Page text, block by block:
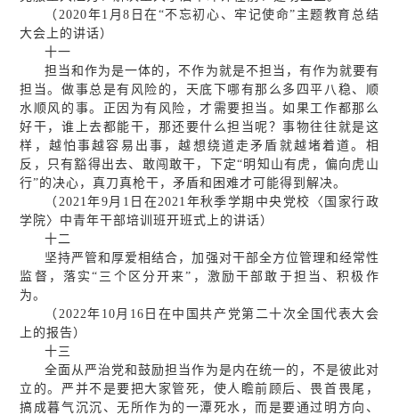
（2020年1月8日在“不忘初心、牢记使命”主题教育总结
大会上的讲话）
十一
担当和作为是一体的，不作为就是不担当，有作为就要有
担当。做事总是有风险的，天底下哪有那么多四平八稳、顺
水顺风的事。正因为有风险，才需要担当。如果工作都那么
好干，谁上去都能干，那还要什么担当呢？事物往往就是这
样，越怕事越容易出事，越想绕道走矛盾就越堵着道。相
反，只有豁得出去、敢闯敢干，下定“明知山有虎，偏向虎山
行”的决心，真刀真枪干，矛盾和困难才可能得到解决。
（2021年9月1日在2021年秋季学期中央党校〈国家行政
学院〉中青年干部培训班开班式上的讲话）
十二
坚持严管和厚爱相结合，加强对干部全方位管理和经常性
监督，落实“三个区分开来”，激励干部敢于担当、积极作
为。
（2022年10月16日在中国共产党第二十次全国代表大会
上的报告）
十三
全面从严治党和鼓励担当作为是内在统一的，不是彼此对
立的。严并不是要把大家管死，使人瞻前顾后、畏首畏尾，
搞成暮气沉沉、无所作为的一潭死水，而是要通过明方向、